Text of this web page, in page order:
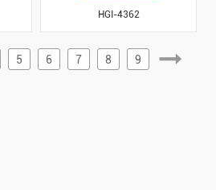
HGI-4362
5 6 7 8 9